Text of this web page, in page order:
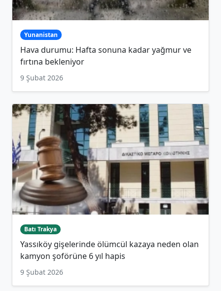
Yunanistan
Hava durumu: Hafta sonuna kadar yağmur ve
fırtına bekleniyor
9 Şubat 2026
Batı Trakya
Yassıköy gişelerinde ölümcül kazaya neden olan
kamyon şoförüne 6 yıl hapis
9 Şubat 2026